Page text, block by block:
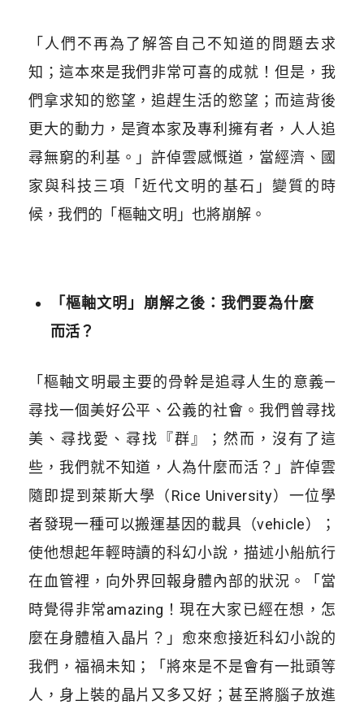
「人們不再為了解答自己不知道的問題去求
知；這本來是我們非常可喜的成就！但是，我
們拿求知的慾望，追趕生活的慾望；而這背後
更大的動力，是資本家及專利擁有者，人人追
尋無窮的利基。」許倬雲感慨道，當經濟、國
家與科技三項「近代文明的基石」變質的時
候，我們的「樞軸文明」也將崩解。
「樞軸文明」崩解之後：我們要為什麼
而活？
「樞軸文明最主要的骨幹是追尋人生的意義—
尋找一個美好公平、公義的社會。我們曾尋找
美、尋找愛、尋找『群』；然而，沒有了這
些，我們就不知道，人為什麼而活？」許倬雲
隨即提到萊斯大學（Rice University）一位學
者發現一種可以搬運基因的載具（vehicle）；
使他想起年輕時讀的科幻小說，描述小船航行
在血管裡，向外界回報身體內部的狀況。「當
時覺得非常amazing！現在大家已經在想，怎
麼在身體植入晶片？」愈來愈接近科幻小說的
我們，福禍未知；「將來是不是會有一批頭等
人，身上裝的晶片又多又好；甚至將腦子放進